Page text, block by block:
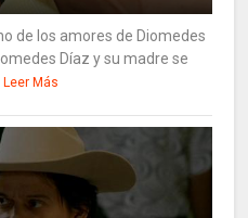
de los amores de Diomedes
Díaz y su madre se
Leer Más